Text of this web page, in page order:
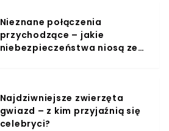
Nieznane połączenia
przychodzące – jakie
niebezpieczeństwa niosą ze
Najdziwniejsze zwierzęta
gwiazd – z kim przyjaźnią się
celebryci?